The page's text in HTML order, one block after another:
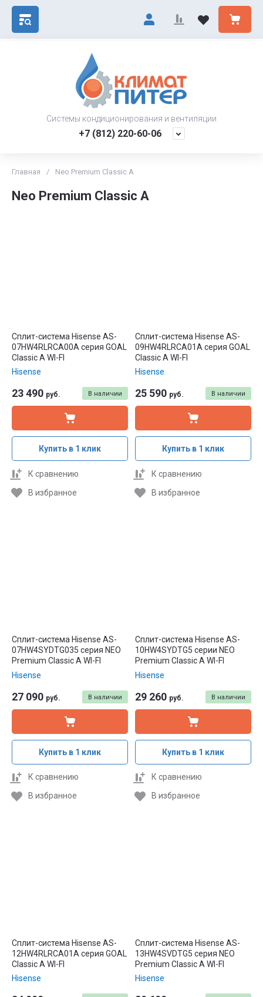
Системы кондиционирования и вентиляции
+7 (812) 220-60-06
Главная / Neo Premium Classic A
Neo Premium Classic A
Сплит-система Hisense AS-
07HW4RLRCA00A серия GOAL
Classic A WI-FI
Hisense
В наличии
23 490 руб.
Купить в 1 клик
К сравнению
В избранное
Сплит-система Hisense AS-
09HW4RLRCA01A серия GOAL
Classic A WI-FI
Hisense
В наличии
25 590 руб.
Купить в 1 клик
К сравнению
В избранное
Сплит-система Hisense AS-
07HW4SYDTG035 серия NEO
Premium Classic A WI-FI
Hisense
В наличии
27 090 руб.
Купить в 1 клик
К сравнению
В избранное
Сплит-система Hisense AS-
10HW4SYDTG5 серии NEO
Premium Classic A WI-FI
Hisense
В наличии
29 260 руб.
Купить в 1 клик
К сравнению
В избранное
Сплит-система Hisense AS-
12HW4RLRCA01A серия GOAL
Classic A WI-FI
Hisense
Сплит-система Hisense AS-
13HW4SVDTG5 серия NEO
Premium Classic A WI-FI
Hisense